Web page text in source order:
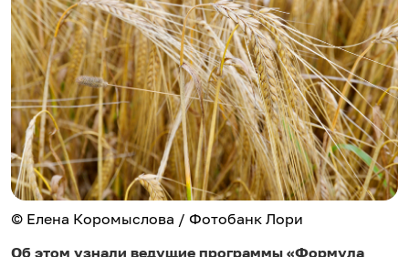
© Елена Коромыслова / Фотобанк Лори
Об этом узнали ведущие программы «Формула